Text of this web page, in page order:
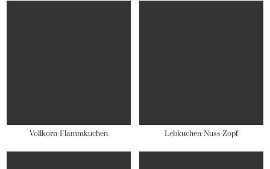
Vollkorn-Flammkuchen Lebkuchen-Nuss-Zopf